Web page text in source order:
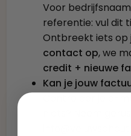
Voor
referentie: vul dit
Ontbreekt iets op
contact op, we
credit + nieuwe
Kan je jouw
Controleer je e-
niets? Neem